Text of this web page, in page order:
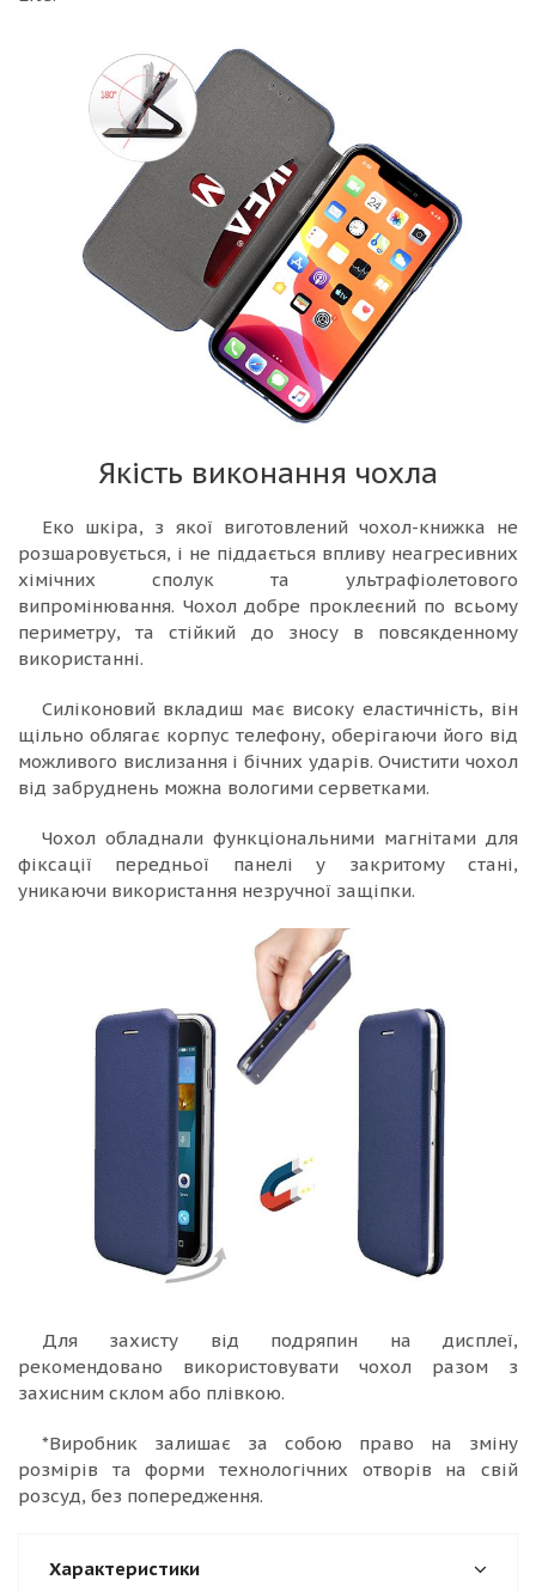
Якість виконання чохла
Еко шкіра, з якої виготовлений чохол-книжка не
розшаровується, і не піддається впливу неагресивних
хімічних сполук та ультрафіолетового
випромінювання. Чохол добре проклеєний по всьому
периметру, та стійкий до зносу в повсякденному
використанні.
Силіконовий вкладиш має високу еластичність, він
щільно облягає корпус телефону, оберігаючи його від
можливого вислизання і бічних ударів. Очистити чохол
від забруднень можна вологими серветками.
Чохол обладнали функціональними магнітами для
фіксації передньої панелі у закритому стані,
уникаючи використання незручної защіпки.
Для захисту від подряпин на дисплеї,
рекомендовано використовувати чохол разом з
захисним склом або плівкою.
*Виробник залишає за собою право на зміну
розмірів та форми технологічних отворів на свій
розсуд, без попередження.
Характеристики